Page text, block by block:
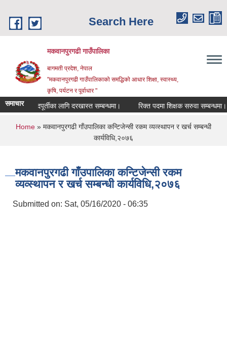
Search Here
मकवानपुरगढी गाउँपालिका
बागमती प्रदेश, नेपाल
"मकवानपुरगढी गाउँपालिकाको समद्धिको आधार शिक्षा, स्‍वास्‍थ्‍य,
कृषि, पर्यटन र पूर्वाधार "
समाचार
पदपूर्तीका लागि दरखास्त सम्बन्धमा। रिक्त पदमा शिक्षक सरुवा सम्बन्धमा।
You are here
Home » मकवानपुरगढी गाँउपालिका कन्टिजेन्सी रकम व्यव्स्थापन र खर्च सम्बन्धी
कार्यविधि,२०७६
मकवानपुरगढी गाँउपालिका कन्टिजेन्सी रकम
व्यव्स्थापन र खर्च सम्बन्धी कार्यविधि,२०७६
Submitted on: Sat, 05/16/2020 - 06:35